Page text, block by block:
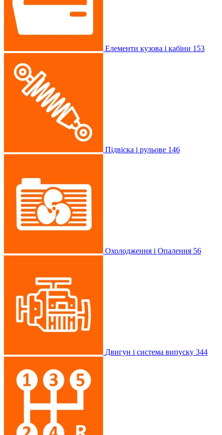
Елементи кузова і кабіни 153
Підвіска і рульове 146
Охолодження і Опалення 56
Двигун і система випуску 344